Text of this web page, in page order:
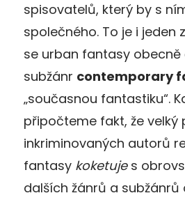
spisovatelů, který by s
společného. To je i jeden
se urban fantasy
subžánr contemporary
„současnou fantastiku“.
připočteme fakt, že velký
inkriminovaných autorů
fantasy koketujes
dalších žánrů a subžánrů